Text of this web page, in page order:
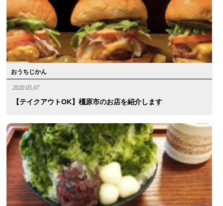
おうちじかん
2020.05.07
【テイクアウトOK】橿原市のお店を紹介します